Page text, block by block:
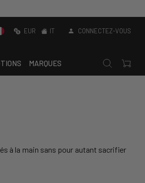
EUR IT CONNECTEZ-VOUS
MARQUES
à la main sans pour autant sacrifier